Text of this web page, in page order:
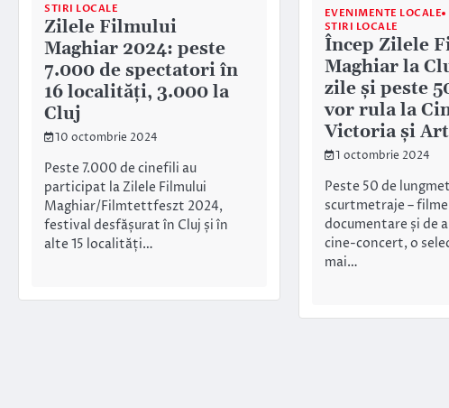
STIRI LOCALE
Zilele Filmului
Maghiar 2024: peste
7.000 de spectatori în
16 localități, 3.000 la
Cluj
10 octombrie 2024
Peste 7.000 de cinefili au
participat la Zilele Filmului
Maghiar/Filmtettfeszt 2024,
festival desfășurat în Cluj și în
alte 15 localități…
EVENIMENTE LOCALE
STIRI LOCALE
Încep Zilele
Maghiar la
zile și peste
vor rula la
Victoria și
1 octombrie 2024
Peste 50 de
scurtmetraje –
documentare și de
cine-concert, o
mai…